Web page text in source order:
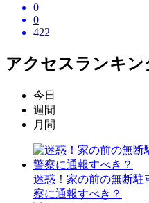
0
0
422
アクセスランキン
今日
週間
月間
迷惑！家の前の無断駐
察に通報すべき？